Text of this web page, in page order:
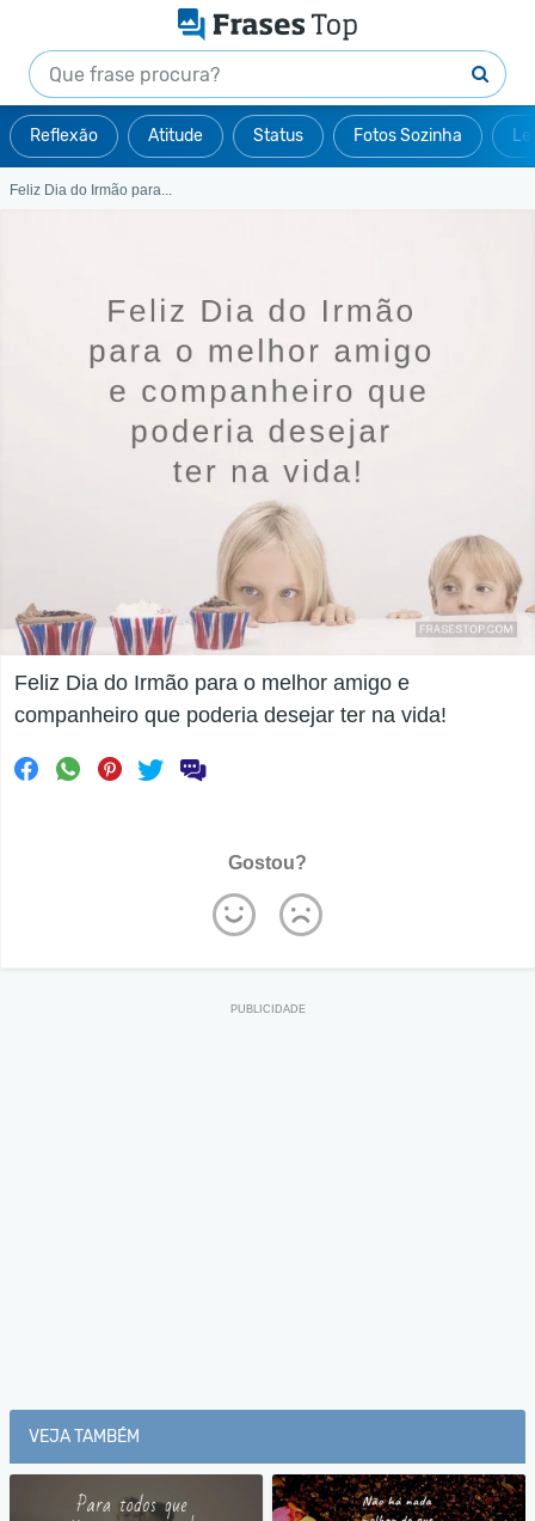
Reflexão Atitude Status Fotos Sozinha
Feliz Dia do Irmão para...
Feliz Dia do Irmão para o melhor amigo e
companheiro que poderia desejar ter na vida!
Gostou?
VEJA TAMBÉM